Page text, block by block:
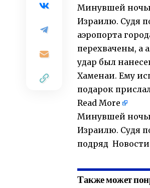
Минувшей
Израилю. Судя
аэропорта
перехвачены, а
удар был
Хаменаи. Ему
подарок
Read More
Минувшей
Израилю. Судя
подряд Новости
Также может